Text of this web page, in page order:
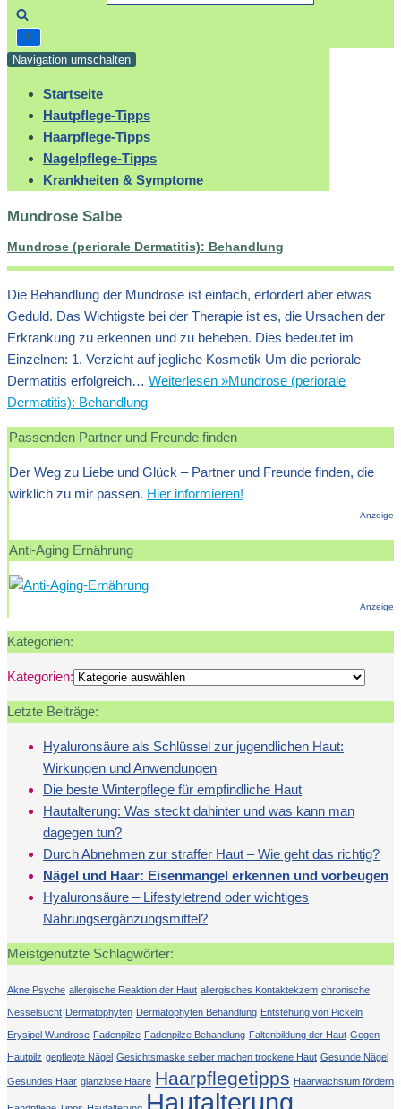
Navigation umschalten
Startseite
Hautpflege-Tipps
Haarpflege-Tipps
Nagelpflege-Tipps
Krankheiten & Symptome
Mundrose Salbe
Mundrose (periorale Dermatitis): Behandlung
Die Behandlung der Mundrose ist einfach, erfordert aber etwas
Geduld. Das Wichtigste bei der Therapie ist es, die Ursachen der
Erkrankung zu erkennen und zu beheben. Dies bedeutet im
Einzelnen: 1. Verzicht auf jegliche Kosmetik Um die periorale
Dermatitis erfolgreich… Weiterlesen »Mundrose (periorale
Dermatitis): Behandlung
Passenden Partner und Freunde finden
Der Weg zu Liebe und Glück – Partner und Freunde finden, die
wirklich zu mir passen. Hier informieren!
Anzeige
Anti-Aging Ernährung
Anzeige
Kategorien:
Kategorien:
Letzte Beiträge:
Hyaluronsäure als Schlüssel zur jugendlichen Haut:
Wirkungen und Anwendungen
Die beste Winterpflege für empfindliche Haut
Hautalterung: Was steckt dahinter und was kann man
dagegen tun?
Durch Abnehmen zur straffer Haut – Wie geht das richtig?
Nägel und Haar: Eisenmangel erkennen und vorbeugen
Hyaluronsäure – Lifestyletrend oder wichtiges
Nahrungsergänzungsmittel?
Meistgenutzte Schlagwörter:
Akne Psyche allergische Reaktion der Haut allergisches Kontaktekzem chronische
Nesselsucht Dermatophyten Dermatophyten Behandlung Entstehung von Pickeln
Erysipel Wundrose Fadenpilze Fadenpilze Behandlung Faltenbildung der Haut Gegen
Hautpilz gepflegte Nägel Gesichtsmaske selber machen trockene Haut Gesunde Nägel
Gesundes Haar glanzlose Haare Haarpflegetipps Haarwachstum fördern
Hautalterung